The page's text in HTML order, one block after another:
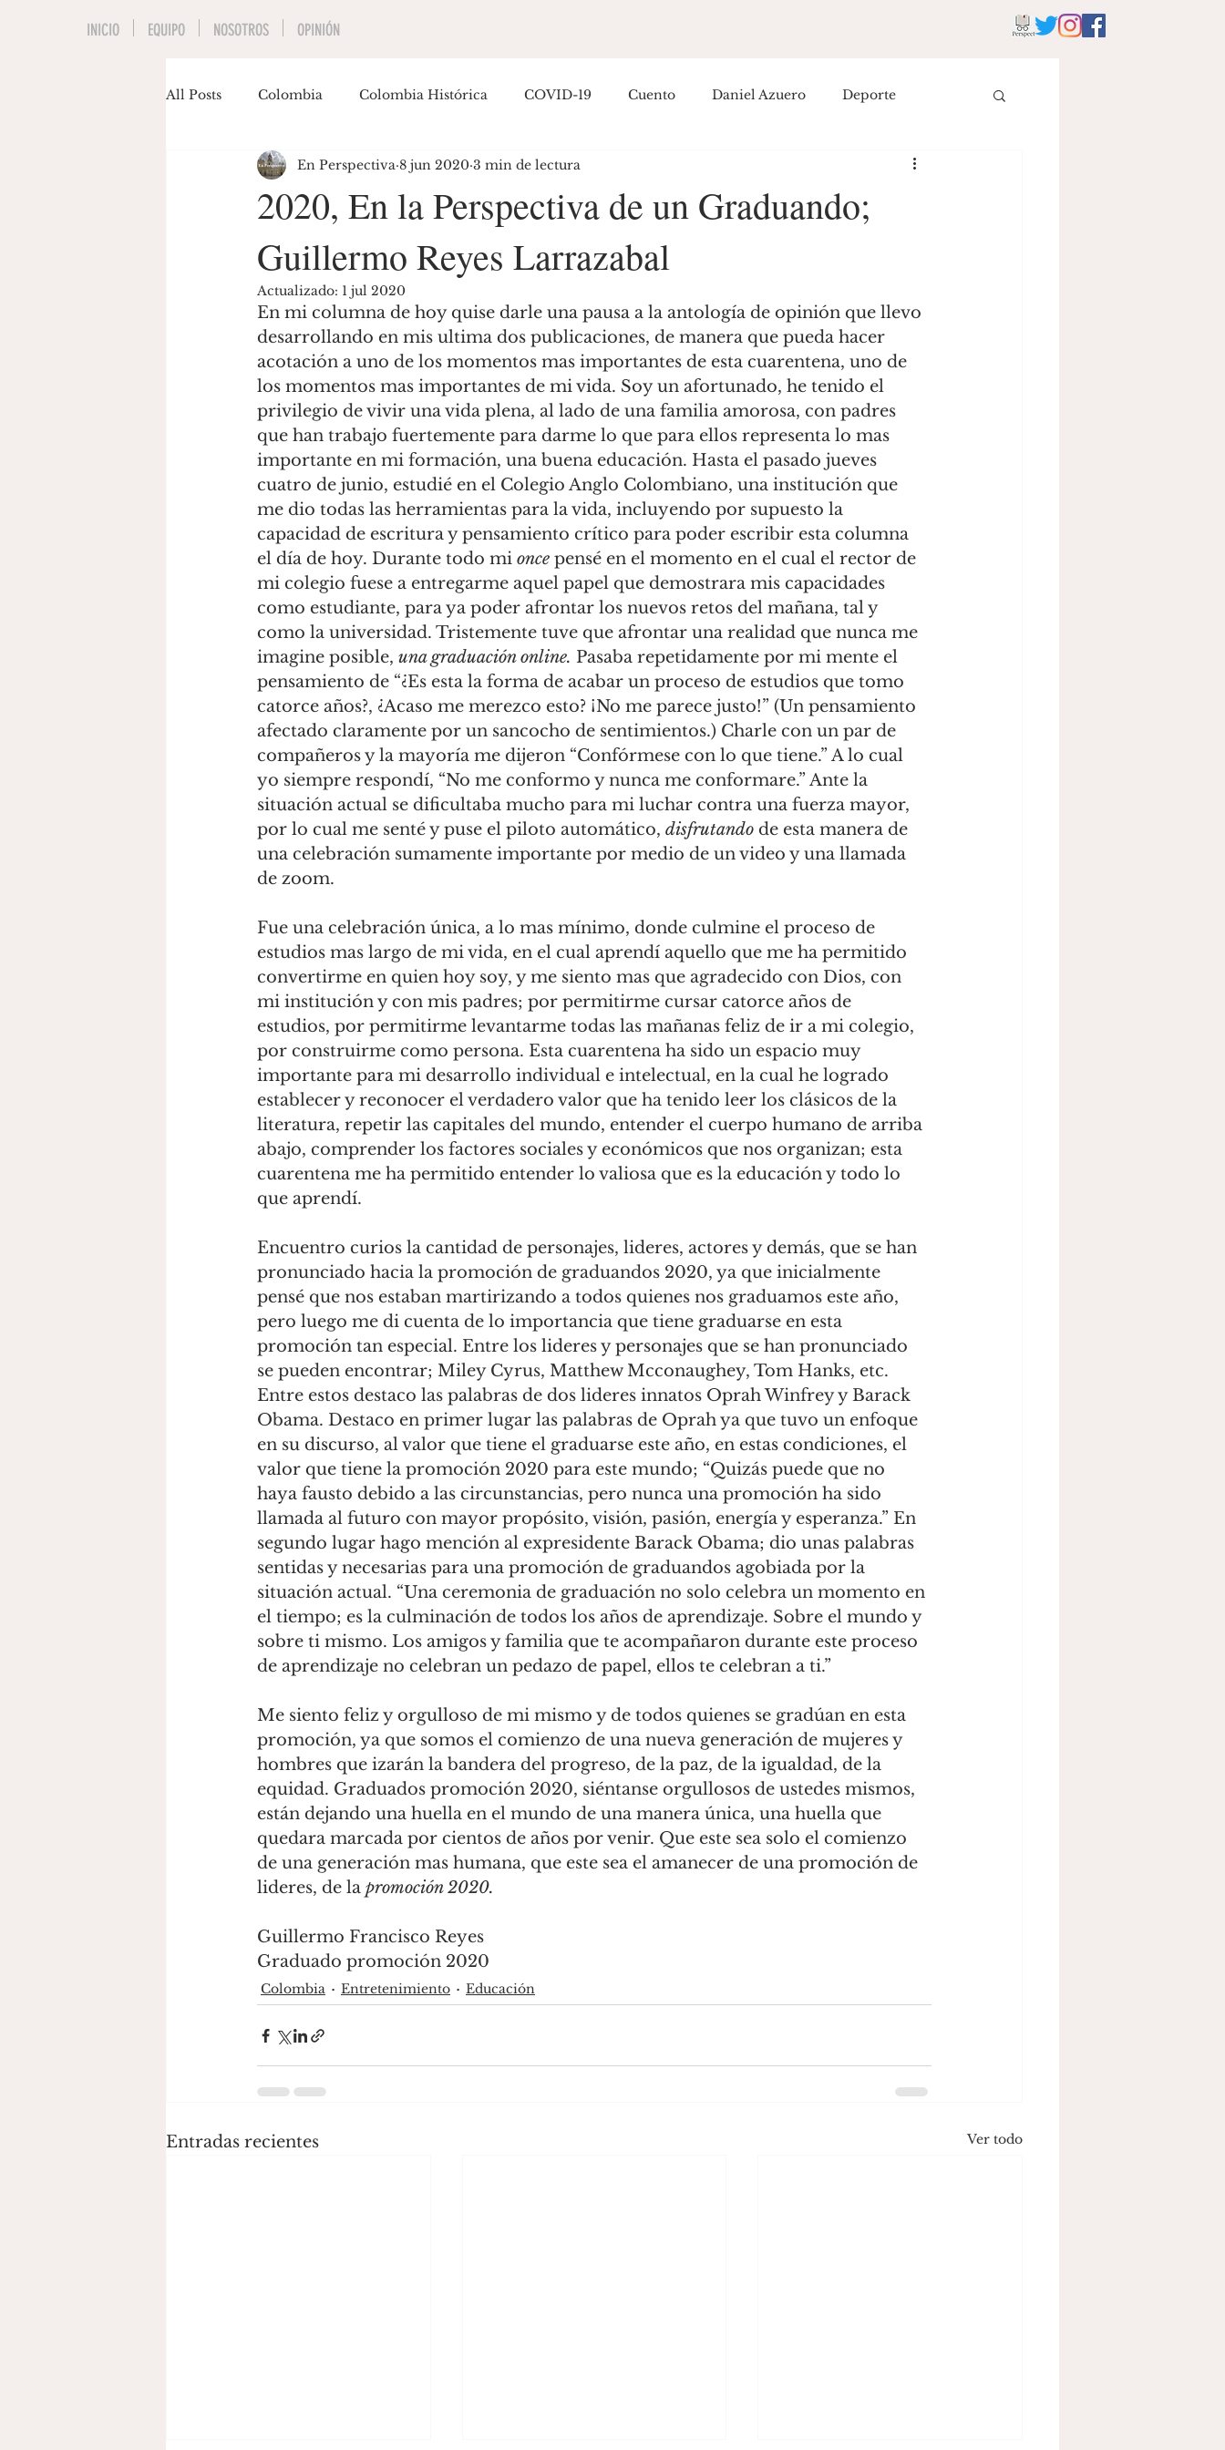
All Posts Colombia Colombia Histórica COVID-19 Cuento Daniel Azuero Deporte
Economía Educación Empoderamiento Entretenimiento Literatura
Gastón Siegmund Maria José Hernández
2020, En la Perspectiva de un Graduando;
Guillermo Reyes Larrazabal
En Perspectiva 8 jun 2020 3 min de lectura
Actualizado: 1 jul 2020
En mi columna de hoy quise darle una pausa a la antología de opinión que llevo
desarrollando en mis ultima dos publicaciones, de manera que pueda hacer
acotación a uno de los momentos mas importantes de esta cuarentena, uno de
los momentos mas importantes de mi vida. Soy un afortunado, he tenido el
privilegio de vivir una vida plena, al lado de una familia amorosa, con padres
que han trabajo fuertemente para darme lo que para ellos representa lo mas
importante en mi formación, una buena educación. Hasta el pasado jueves
cuatro de junio, estudié en el Colegio Anglo Colombiano, una institución que
me dio todas las herramientas para la vida, incluyendo por supuesto la
capacidad de escritura y pensamiento crítico para poder escribir esta columna
el día de hoy. Durante todo mi once pensé en el momento en el cual el rector de
mi colegio fuese a entregarme aquel papel que demostrara mis capacidades
como estudiante, para ya poder afrontar los nuevos retos del mañana, tal y
como la universidad. Tristemente tuve que afrontar una realidad que nunca me
imagine posible, una graduación online. Pasaba repetidamente por mi mente el
pensamiento de “¿Es esta la forma de acabar un proceso de estudios que tomo
catorce años?, ¿Acaso me merezco esto? ¡No me parece justo!” (Un pensamiento
afectado claramente por un sancocho de sentimientos.) Charle con un par de
compañeros y la mayoría me dijeron “Confórmese con lo que tiene.” A lo cual
yo siempre respondí, “No me conformo y nunca me conformare.” Ante la
situación actual se dificultaba mucho para mi luchar contra una fuerza mayor,
por lo cual me senté y puse el piloto automático, disfrutando de esta manera de
una celebración sumamente importante por medio de un video y una llamada
de zoom.
Fue una celebración única, a lo mas mínimo, donde culmine el proceso de
estudios mas largo de mi vida, en el cual aprendí aquello que me ha permitido
convertirme en quien hoy soy, y me siento mas que agradecido con Dios, con
mi institución y con mis padres; por permitirme cursar catorce años de
estudios, por permitirme levantarme todas las mañanas feliz de ir a mi colegio,
por construirme como persona. Esta cuarentena ha sido un espacio muy
importante para mi desarrollo individual e intelectual, en la cual he logrado
establecer y reconocer el verdadero valor que ha tenido leer los clásicos de la
literatura, repetir las capitales del mundo, entender el cuerpo humano de arriba
abajo, comprender los factores sociales y económicos que nos organizan; esta
cuarentena me ha permitido entender lo valiosa que es la educación y todo lo
que aprendí.
Encuentro curios la cantidad de personajes, lideres, actores y demás, que se han
pronunciado hacia la promoción de graduandos 2020, ya que inicialmente
pensé que nos estaban martirizando a todos quienes nos graduamos este año,
pero luego me di cuenta de lo importancia que tiene graduarse en esta
promoción tan especial. Entre los lideres y personajes que se han pronunciado
se pueden encontrar; Miley Cyrus, Matthew Mcconaughey, Tom Hanks, etc.
Entre estos destaco las palabras de dos lideres innatos Oprah Winfrey y Barack
Obama. Destaco en primer lugar las palabras de Oprah ya que tuvo un enfoque
en su discurso, al valor que tiene el graduarse este año, en estas condiciones, el
valor que tiene la promoción 2020 para este mundo; “Quizás puede que no
haya fausto debido a las circunstancias, pero nunca una promoción ha sido
llamada al futuro con mayor propósito, visión, pasión, energía y esperanza.” En
segundo lugar hago mención al expresidente Barack Obama; dio unas palabras
sentidas y necesarias para una promoción de graduandos agobiada por la
situación actual. “Una ceremonia de graduación no solo celebra un momento en
el tiempo; es la culminación de todos los años de aprendizaje. Sobre el mundo y
sobre ti mismo. Los amigos y familia que te acompañaron durante este proceso
de aprendizaje no celebran un pedazo de papel, ellos te celebran a ti.”
Me siento feliz y orgulloso de mi mismo y de todos quienes se gradúan en esta
promoción, ya que somos el comienzo de una nueva generación de mujeres y
hombres que izarán la bandera del progreso, de la paz, de la igualdad, de la
equidad. Graduados promoción 2020, siéntanse orgullosos de ustedes mismos,
están dejando una huella en el mundo de una manera única, una huella que
quedara marcada por cientos de años por venir. Que este sea solo el comienzo
de una generación mas humana, que este sea el amanecer de una promoción de
lideres, de la promoción 2020.
Guillermo Francisco Reyes
Graduado promoción 2020
Colombia Entretenimiento Educación
Entradas recientes Ver todo
INICIO EQUIPO NOSOTROS OPINIÓN